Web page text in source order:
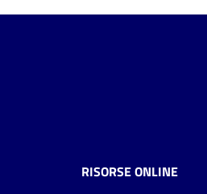
RISORSE ONLINE